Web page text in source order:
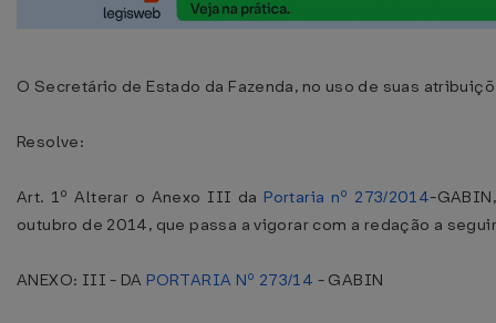
O Secretário de Estado da Fazenda, no uso de suas
Resolve:
Art. 1º Alterar o Anexo III da Portaria nº 273/2014-
outubro de 2014, que passa a vigorar com a redação a
ANEXO: III - DA PORTARIA Nº 273/14 - GABIN